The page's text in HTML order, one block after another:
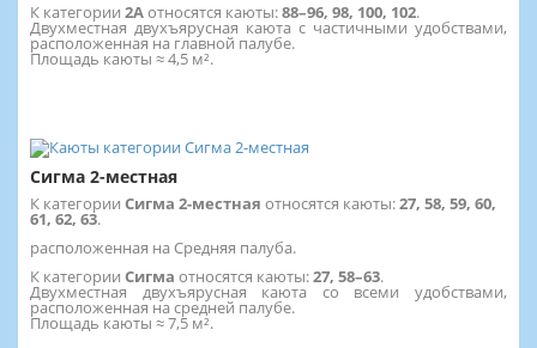
К категории 2Аотносятся каюты:88–96, 98, 100, 102.
Двухместная двухъярусная каюта с частичными удобствами,
расположенная на главной палубе.
Площадь каюты ≈ 4,5 м².
Сигма 2-местная
К категории Сигма 2-местная относятся каюты:27, 58, 59, 60,
61, 62, 63.
расположенная на Средняя палуба.
К категории Сигма относятся каюты:27, 58–63.
Двухместная двухъярусная каюта со всеми удобствами,
расположенная на средней палубе.
Площадь каюты ≈ 7,5 м².